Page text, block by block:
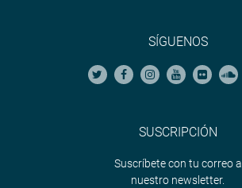
SÍGUENOS
SUSCRIPCIÓN
Suscríbete con tu correo a
nuestro newsletter.